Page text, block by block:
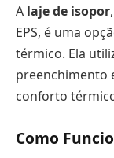
A laje de isopor
EPS, é uma
térmico. Ela
preenchimento
conforto
Como